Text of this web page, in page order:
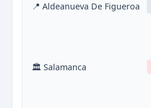
📍 Aldeanueva De Figueroa
🏛 Salamanca